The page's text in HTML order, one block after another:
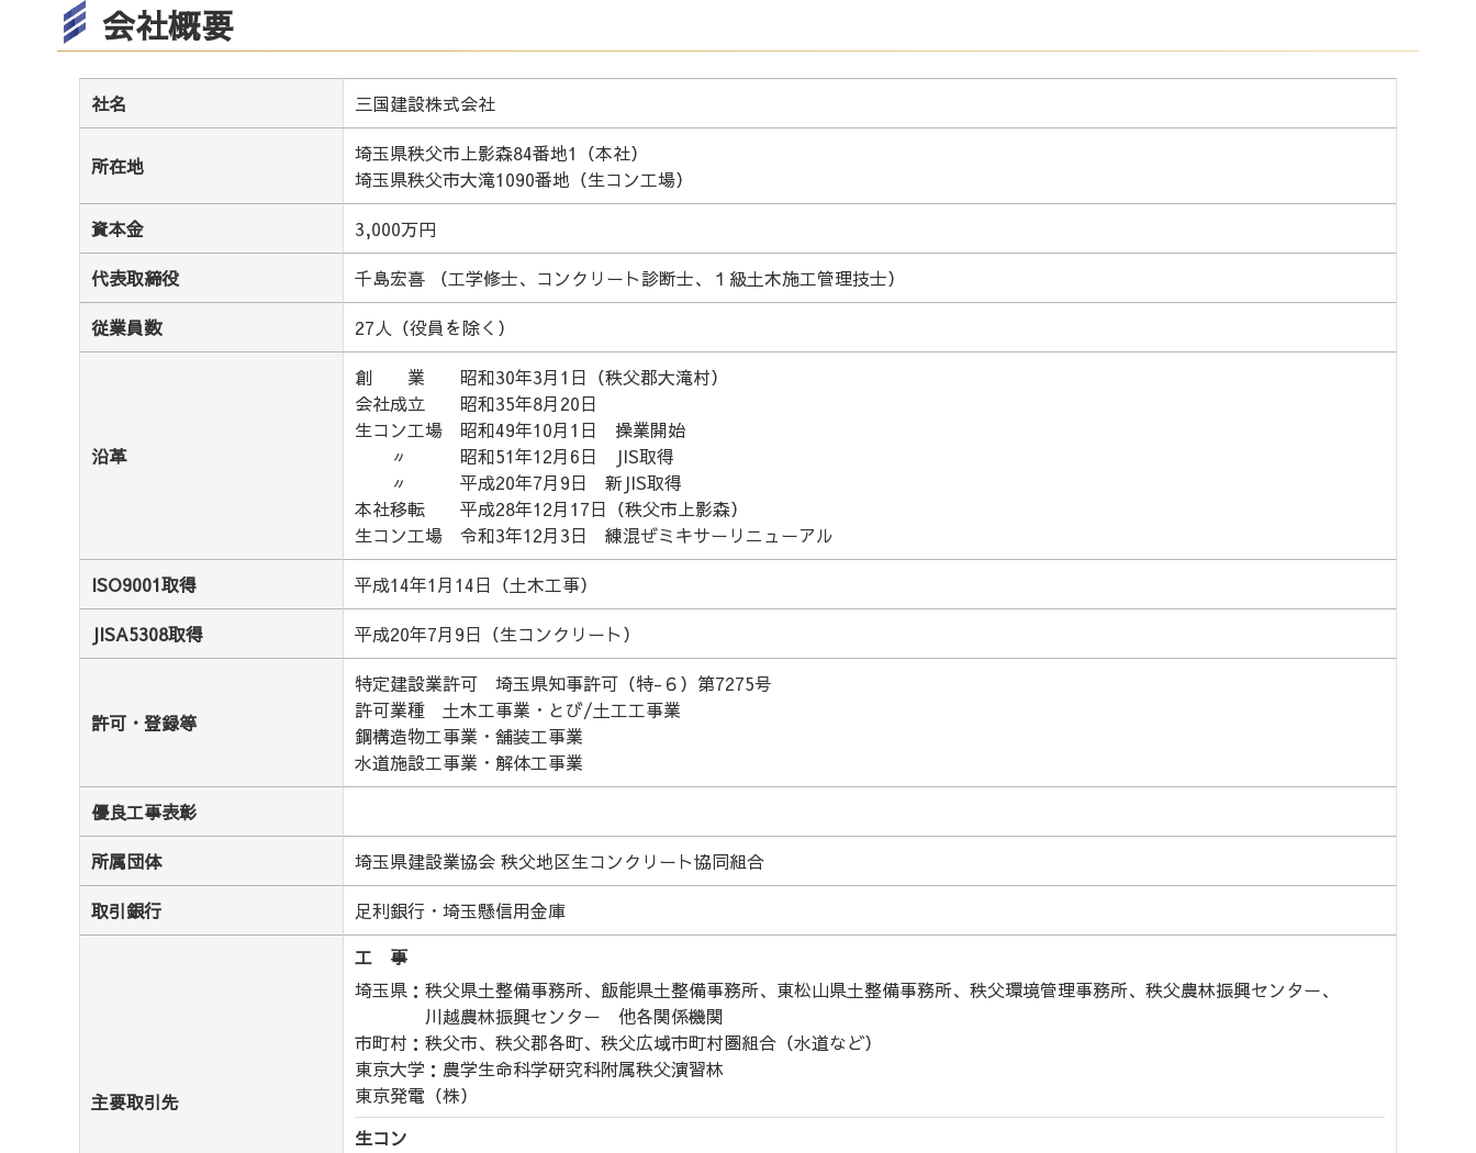
会社概要
社名 三国建設株式会社
所在地
埼玉県秩父市上影森84番地1（本社）
埼玉県秩父市大滝1090番地（生コン工場）
資本金 3,000万円
代表取締役 千島宏喜 （工学修士、コンクリート診断士、１級土木施工管理技士）
従業員数 27人（役員を除く）
沿革
創 業
昭和30年3月1日（秩父郡大滝村）
会社成立
昭和35年8月20日
生コン工場 昭和49年10月1日 操業開始
〃 昭和51年12月6日 JIS取得
〃 平成20年7月9日 新JIS取得
本社移転
平成28年12月17日（秩父市上影森）
生コン工場 令和3年12月3日 練混ぜミキサーリニューアル
ISO9001取得 平成14年1月14日（土木工事）
JISA5308取得 平成20年7月9日（生コンクリート）
許可・登録等
特定建設業許可 埼玉県知事許可（特-６）第7275号
許可業種 土木工事業・とび/土工工事業
鋼構造物工事業・舗装工事業
水道施設工事業・解体工事業
優良工事表彰
所属団体 埼玉県建設業協会 秩父地区生コンクリート協同組合
取引銀行 足利銀行・埼玉懸信用金庫
主要取引先
工 事
埼玉県： 秩父県土整備事務所、 飯能県土整備事務所、 東松山県土整備事務所、 秩父環境管理事務所、 秩父農林振興センター、
川越農林振興センター 他各関係機関
市町村： 秩父市、 秩父郡各町、 秩父広域市町村圏組合（水道など）
東京大学： 農学生命科学研究科附属秩父演習林
東京発電（株）
生コン